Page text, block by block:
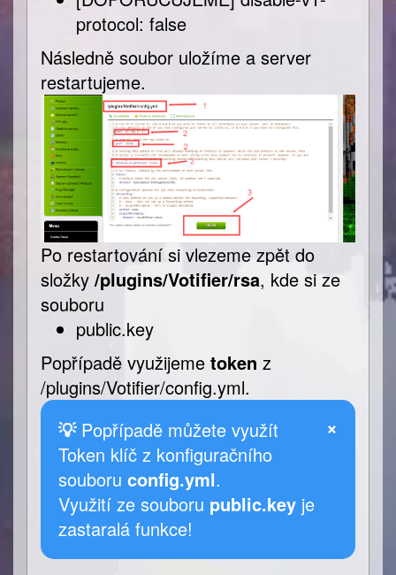
protocol: false
Následně soubor uložíme a server
restartujeme.
Po restartování si vlezeme zpět do
složky/plugins/Votifier/rsa, kde si ze
souboru
public.key
Popřípadě využijeme token z
/plugins/Votifier/config.yml.
×
💡Popřípadě můžete využít
Token klíč z konfiguračního
souboru config.yml.
Využití ze souboru public.key je
zastaralá funkce!